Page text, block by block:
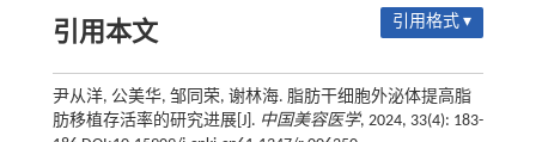
引用本文 引用格式 ▾
尹从洋, 公美华, 邹同荣, 谢林海. 脂肪干细胞外泌体提高脂
肪移植存活率的研究进展[J]. 中国美容医学, 2024, 33(4): 183-